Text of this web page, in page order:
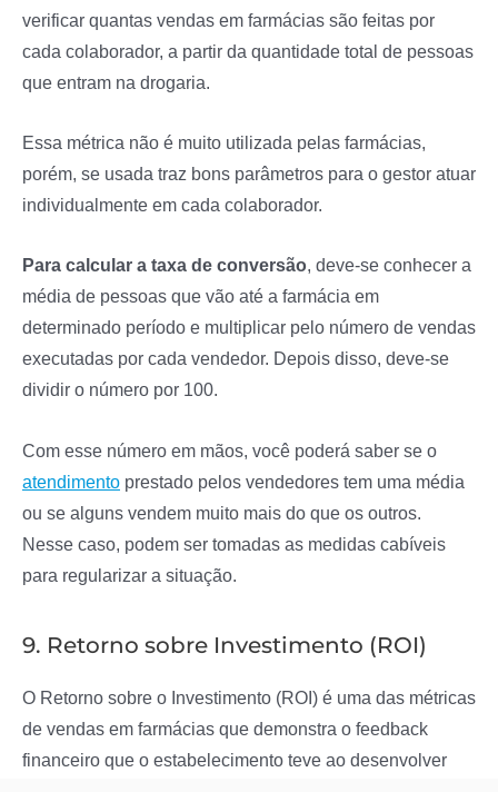
verificar quantas vendas em farmácias são feitas por
cada colaborador, a partir da quantidade total de pessoas
que entram na drogaria.
Essa métrica não é muito utilizada pelas farmácias,
porém, se usada traz bons parâmetros para o gestor atuar
individualmente em cada colaborador.
Para calcular a taxa de conversão, deve-se conhecer a
média de pessoas que vão até a farmácia em
determinado período e multiplicar pelo número de vendas
executadas por cada vendedor. Depois disso, deve-se
dividir o número por 100.
Com esse número em mãos, você poderá saber se o
atendimento prestado pelos vendedores tem uma média
ou se alguns vendem muito mais do que os outros.
Nesse caso, podem ser tomadas as medidas cabíveis
para regularizar a situação.
9. Retorno sobre Investimento (ROI)
O Retorno sobre o Investimento (ROI) é uma das métricas
de vendas em farmácias que demonstra o feedback
financeiro que o estabelecimento teve ao desenvolver